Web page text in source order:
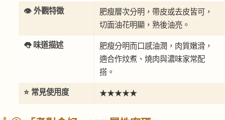
👁️ 外觀特徵
肥瘦層次分明，帶皮或去皮皆可，
切面油花明顯，熟後油亮。
👅 味道描述
肥瘦分明而口感油潤，肉質嫩滑，
適合作炆煮、燒肉與濃味家常配
搭。
⭐ 常見使用度 ★★★★★